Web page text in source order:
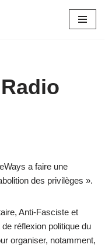
a faire une
des privilèges ».
Anti-Fasciste et
de réflexion politique du
organiser, notamment,